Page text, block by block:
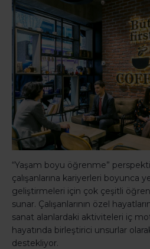
“Yaşam boyu öğrenme”
çalışanlarına kariyerleri boyunca
geliştirmeleri için çok çeşitli
sunar. Çalışanlarının özel
sanat alanlardaki aktiviteleri iç
hayatında birleştirici unsurlar
destekliyor.